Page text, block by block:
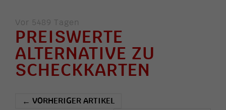
Vor 5489 Tagen
PREISWERTE
ALTERNATIVE ZU
SCHECKKARTEN
← VORHERIGER ARTIKEL